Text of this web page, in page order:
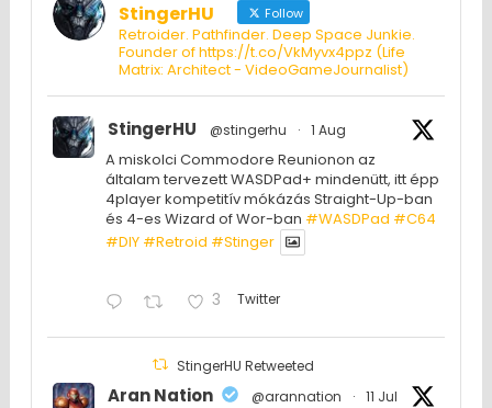
StingerHU Follow
Retroider. Pathfinder. Deep Space Junkie.
Founder of https://t.co/VkMyvx4ppz (Life
Matrix: Architect - VideoGameJournalist)
StingerHU @stingerhu · 1 Aug
A miskolci Commodore Reunionon az
általam tervezett WASDPad+ mindenütt, itt épp
4player kompetitív mókázás Straight-Up-ban
és 4-es Wizard of Wor-ban #WASDPad #C64
#DIY #Retroid #Stinger
3 Twitter
StingerHU Retweeted
Aran Nation @arannation · 11 Jul